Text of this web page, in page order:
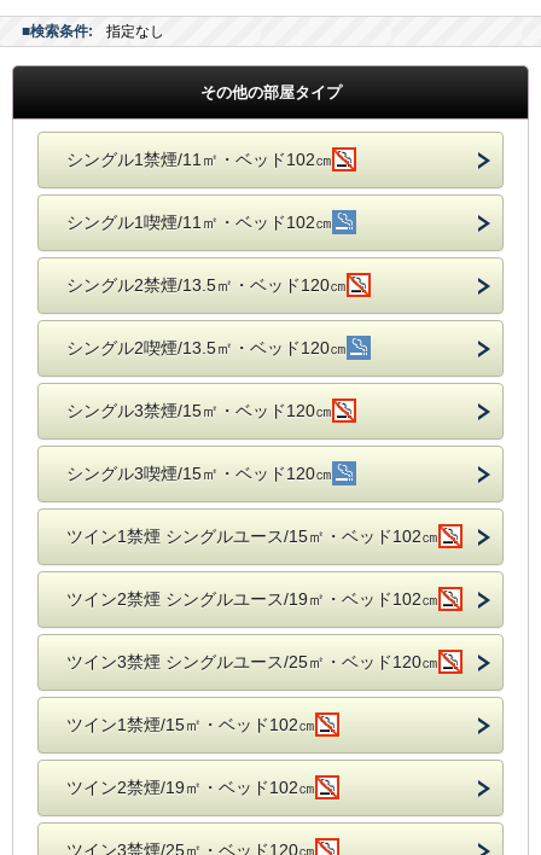
■検索条件: 指定なし
その他の部屋タイプ
シングル1禁煙/11㎡・ベッド102㎝
シングル1喫煙/11㎡・ベッド102㎝
シングル2禁煙/13.5㎡・ベッド120㎝
シングル2喫煙/13.5㎡・ベッド120㎝
シングル3禁煙/15㎡・ベッド120㎝
シングル3喫煙/15㎡・ベッド120㎝
ツイン1禁煙 シングルユース/15㎡・ベッド102㎝
ツイン2禁煙 シングルユース/19㎡・ベッド102㎝
ツイン3禁煙 シングルユース/25㎡・ベッド120㎝
ツイン1禁煙/15㎡・ベッド102㎝
ツイン2禁煙/19㎡・ベッド102㎝
ツイン3禁煙/25㎡・ベッド120㎝